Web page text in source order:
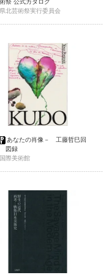
祭 公式カタログ
北芸術祭実行委員会
あなたの肖像－ 工藤哲巳回
図録
際美術館